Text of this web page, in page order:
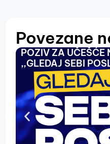
Povezane
POZIV ZA UČEŠĆE
,,GLEDAJ SEBI